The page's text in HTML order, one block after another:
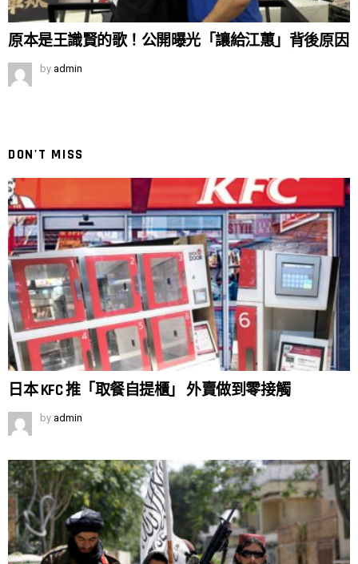
原本是王識賢的歌！公開曝光「讓給江蕙」背後原因
by admin
DON'T MISS
日本 KFC 推「取餐自提櫃」 外賣做到零接觸
by admin